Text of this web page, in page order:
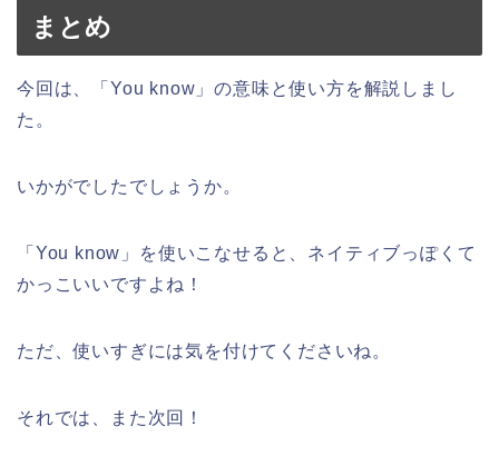
まとめ
今回は、「You know」の意味と使い方を解説しまし
た。
いかがでしたでしょうか。
「You know」を使いこなせると、ネイティブっぽくて
かっこいいですよね！
ただ、使いすぎには気を付けてくださいね。
それでは、また次回！